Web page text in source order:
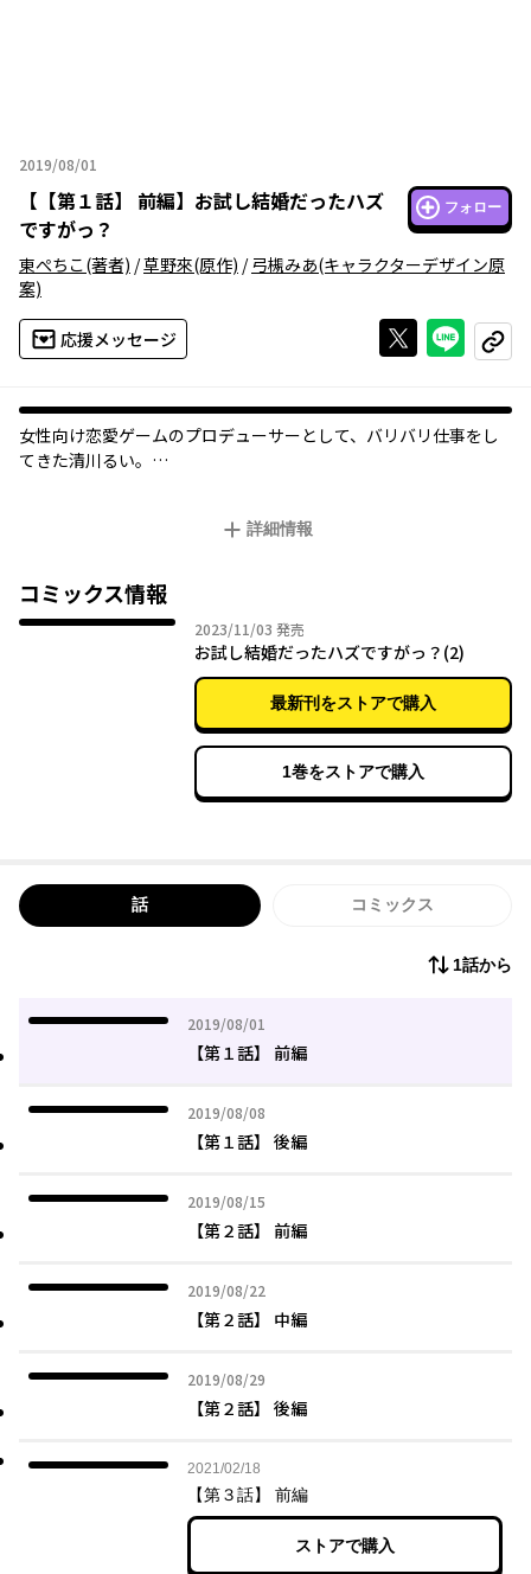
2019/08/01
2019年08月01日
【 【第１話】 前編】 お試し結婚だったハズ
ですがっ？
フォロー
東ぺちこ(著者) /草野來(原作) /弓槻みあ(キャラクターデザイン原
案)
応援メッセージ Xで投稿する
ライン
コピー
女性向け恋愛ゲームのプロデューサーとして、バリバリ仕事をし
てきた清川るい。
で行われたストレスチェックにひっかかり、まさかの１ヶ月の休
前自身の初ヒット作のデザイナーを手がけてくれた10歳年上の社
長・海老塚累が現れ…。
「１ヶ月間、結婚生活とやらをやってみない？」
オトナの包容力で丹念でじっくりとした愛撫とセックスを施さ
れ、突然の擬似結婚の提案をつい承諾してしまい…!?
草野來による大人気オトメ系ノベル『お試し結婚だったハズです
がっ? 社長がダンナになったら意外と肉食だった件』（ジュエル文
庫刊）を、実力派・東ぺちこが描く、待望のコミカライズ！
詳細情報
コミックス情報
2023/11/03 2023年11月03日
発売
お試し結婚だったハズですがっ？(2)
最新刊をストアで購入
1巻をストアで購入
話 コミックス
1話から
2019/08/01
2019年08月01日
【第１話】 前編
2019/08/08
2019年08月08日
【第１話】 後編
2019/08/15
2019年08月15日
【第２話】 前編
2019/08/22
2019年08月22日
【第２話】 中編
2019/08/29
2019年08月29日
【第２話】 後編
2021/02/18
2021年02月18日
【第３話】 前編
ストアで購入